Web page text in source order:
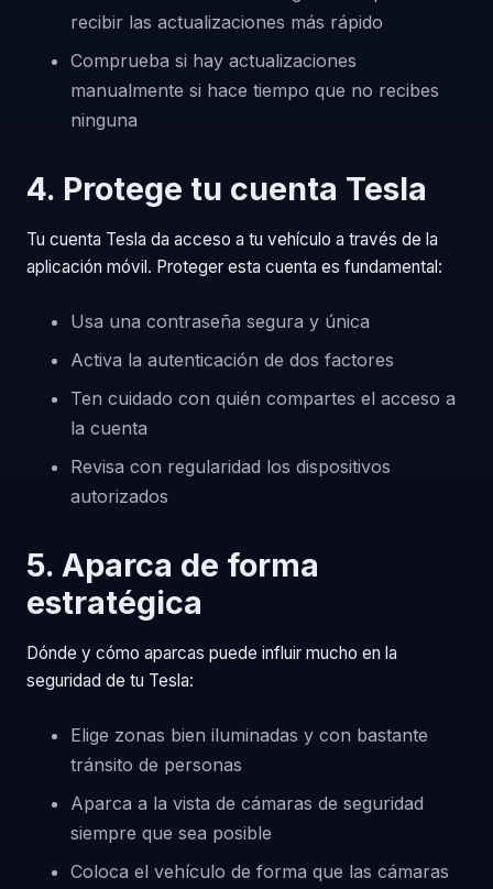
recibir las actualizaciones más rápido
Comprueba si hay actualizaciones
manualmente si hace tiempo que no recibes
ninguna
4. Protege tu cuenta Tesla
Tu cuenta Tesla da acceso a tu vehículo a través de la
aplicación móvil. Proteger esta cuenta es fundamental:
Usa una contraseña segura y única
Activa la autenticación de dos factores
Ten cuidado con quién compartes el acceso a
la cuenta
Revisa con regularidad los dispositivos
autorizados
5. Aparca de forma
estratégica
Dónde y cómo aparcas puede influir mucho en la
seguridad de tu Tesla:
Elige zonas bien iluminadas y con bastante
tránsito de personas
Aparca a la vista de cámaras de seguridad
siempre que sea posible
Coloca el vehículo de forma que las cámaras